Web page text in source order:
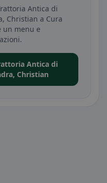
Antica di
Christian a Cura
un menu e
Antica di
Christian